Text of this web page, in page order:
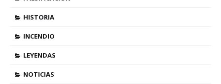
HISTORIA
INCENDIO
LEYENDAS
NOTICIAS